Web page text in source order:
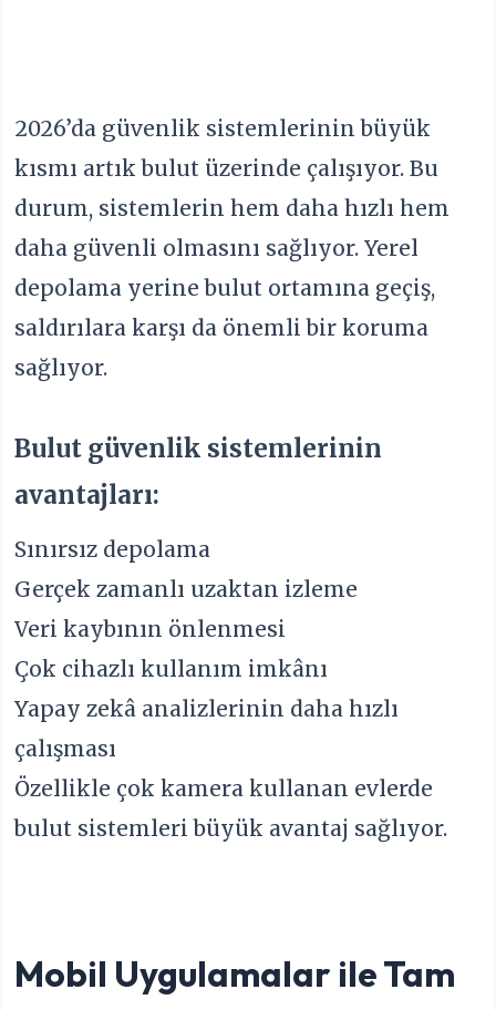
2026’da güvenlik sistemlerinin büyük
kısmı artık bulut üzerinde çalışıyor. Bu
durum, sistemlerin hem daha hızlı hem
daha güvenli olmasını sağlıyor. Yerel
depolama yerine bulut ortamına geçiş,
saldırılara karşı da önemli bir koruma
sağlıyor.
Bulut güvenlik sistemlerinin
avantajları:
Sınırsız depolama
Gerçek zamanlı uzaktan izleme
Veri kaybının önlenmesi
Çok cihazlı kullanım imkânı
Yapay zekâ analizlerinin daha hızlı
çalışması
Özellikle çok kamera kullanan evlerde
bulut sistemleri büyük avantaj sağlıyor.
Mobil Uygulamalar ile Tam